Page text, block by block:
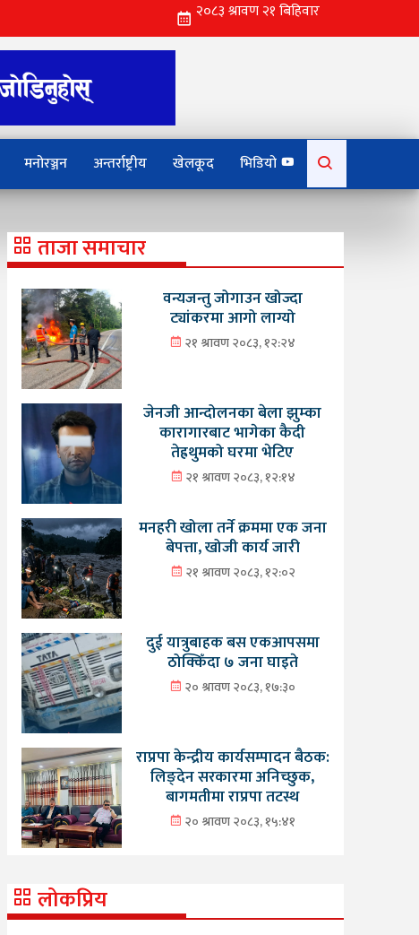
मनोरञ्जन अन्तर्राष्ट्रीय खेलकूद भिडियो
for:
ताजा समाचार
वन्यजन्तु जोगाउन खोज्दा
ट्यांकरमा आगो लाग्यो
२१ श्रावण २०८३, १२:२४
जेनजी आन्दोलनका बेला झुम्का
कारागारबाट भागेका कैदी
तेह्रथुमको घरमा भेटिए
२१ श्रावण २०८३, १२:१४
मनहरी खोला तर्ने क्रममा एक जना
बेपत्ता, खोजी कार्य जारी
२१ श्रावण २०८३, १२:०२
दुई यात्रुबाहक बस एकआपसमा
ठोक्किँदा ७ जना घाइते
२० श्रावण २०८३, १७:३०
राप्रपा केन्द्रीय कार्यसम्पादन बैठक:
लिङ्देन सरकारमा अनिच्छुक,
बागमतीमा राप्रपा तटस्थ
२० श्रावण २०८३, १५:४१
लोकप्रिय